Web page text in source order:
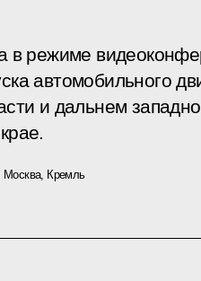
в режиме
автомобильного
и дальнем
Москва, Кремль